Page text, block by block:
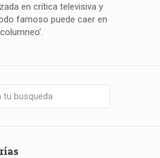
en crítica televisiva y
famoso puede caer en